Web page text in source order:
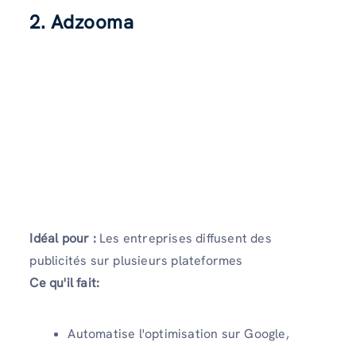
2. Adzooma
Idéal pour :Les entreprises diffusent des
publicités sur plusieurs plateformes
Ce qu'il fait:
Automatise l'optimisation sur Google,